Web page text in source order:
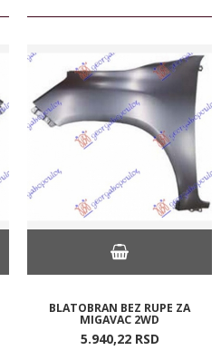
BLATOBRAN BEZ RUPE ZA
MIGAVAC 2WD
5.940,22 RSD